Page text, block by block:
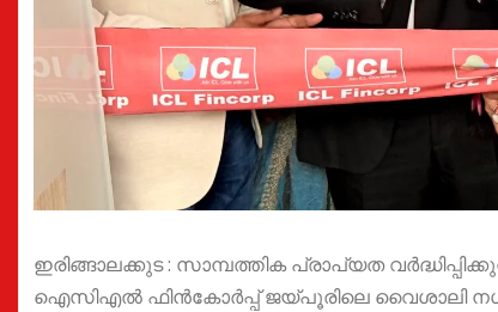
ഇരിങ്ങാലക്കുട : സാമ്പത്തിക പ്രാപ്യത
ഐസിഎൽ ഫിൻകോർപ്പ് ജയ്പൂരിലെ വൈശാലി